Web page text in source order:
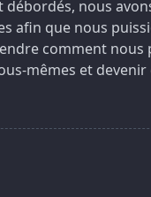
nous
afin que nous
comment
mêmes et